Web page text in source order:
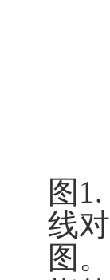
图 1.
线对
图。